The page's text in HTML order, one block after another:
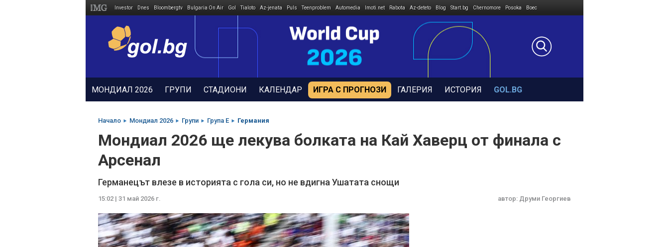
Investor Dnes Bloombergtv Bulgaria On Air Gol Tialoto Az-jenata Puls Teenproblem Automedia Imoti.net Rabota Az-deteto Blog Start.bg Chernomore Posoka Boec
МОНДИАЛ 2026 ГРУПИ СТАДИОНИ КАЛЕНДАР ИГРА С ПРОГНОЗИ ГАЛЕРИЯ ИСТОРИЯ GOL.BG
Начало Мондиал 2026 Групи Група E Германия
Мондиал 2026 ще лекува болката на Кай Хаверц от финала с
Арсенал
Германецът влезе в историята с гола си, но не вдигна Ушатата снощи
15:02 | 31 май 2026 г. автор: Друми Георгиев